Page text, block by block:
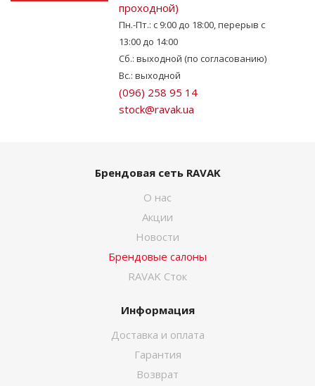
проходной)
Пн.-Пт.: с 9:00 до 18:00, перерыв с
13:00 до 14:00
Сб.: выходной (по согласованию)
Вс.: выходной
(096) 258 95 14
stock@ravak.ua
Брендовая сеть RAVAK
О нас
Акции
Новости
Брендовые салоны
RAVAK Сток
Информация
Доставка и оплата
Гарантия
Возврат